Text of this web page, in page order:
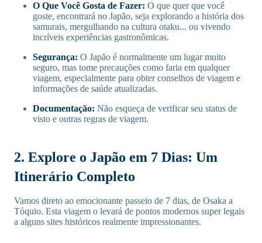
O Que Você Gosta de Fazer: O que quer que você
goste, encontrará no Japão, seja explorando a história dos
samurais, mergulhando na cultura otaku... ou vivendo
incríveis experiências gastronômicas.
Segurança: O Japão é normalmente um lugar muito
seguro, mas tome precauções como faria em qualquer
viagem, especialmente para obter conselhos de viagem e
informações de saúde atualizadas.
Documentação: Não esqueça de verificar seu status de
visto e outras regras de viagem.
2. Explore o Japão em 7 Dias: Um
Itinerário Completo
Vamos direto ao emocionante passeio de 7 dias, de Osaka a
Tóquio. Esta viagem o levará de pontos modernos super legais
a alguns sites históricos realmente impressionantes.